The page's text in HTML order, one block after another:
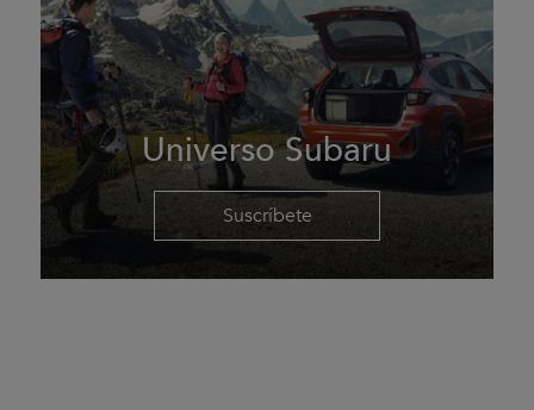
Universo Subaru
Suscríbete